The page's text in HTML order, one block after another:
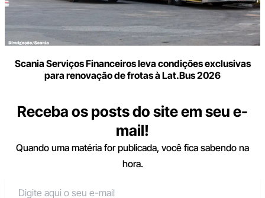
Scania Serviços Financeiros leva condições exclusivas
para renovação de frotas à Lat.Bus 2026
Receba os posts do site em seu e-
mail!
Quando uma matéria for publicada, você fica sabendo na
hora.